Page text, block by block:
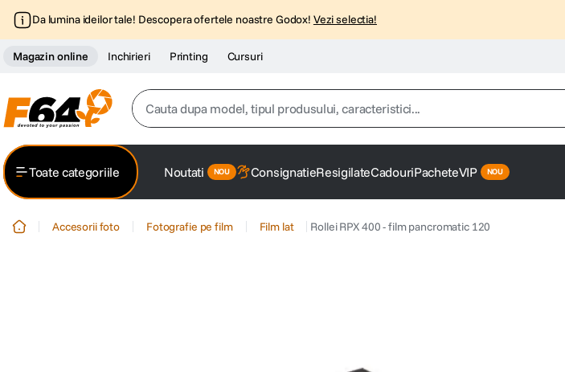
Da lumina ideilor tale! Descopera ofertele noastre Godox! Vezi selectia!
Magazin online Inchirieri Printing Cursuri
Cauta dupa model, tipul produsului, caracteristici...
2. trepied
Toate categoriile Noutati ConsignatieResigilateCadouriPacheteVIP
Accesorii foto Fotografie pe film Film lat Rollei RPX 400 - film pancromatic 120